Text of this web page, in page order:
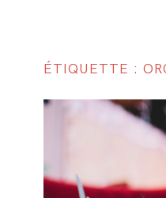
ÉTIQUETTE :